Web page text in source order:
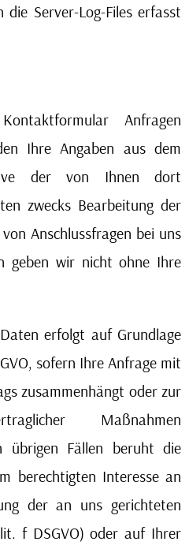
Server-Log-Files erfasst
Anfragen
Ihre Angaben aus dem
der von Ihnen dort
zwecks Bearbeitung der
Anschlussfragen bei uns
geben wir nicht ohne Ihre
erfolgt auf Grundlage
sofern Ihre Anfrage mit
zusammenhängt oder zur
Maßnahmen
Fällen beruht die
berechtigten Interesse an
der an uns gerichteten
f DSGVO) oder auf Ihrer